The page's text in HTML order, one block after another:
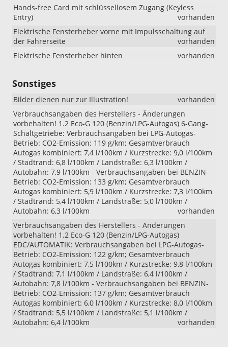
Hands-free Card mit schlüssellosem Zugang (Keyless
Entry)
vorhanden
Elektrische Fensterheber vorne mit Impulsschaltung auf
der Fahrerseite
vorhanden
Elektrische Fensterheber hinten
vorhanden
Sonstiges
Bilder dienen nur zur Illustration!
vorhanden
Verbrauchsangaben des Herstellers - Änderungen
vorbehalten! 1.2 Eco-G 120 (Benzin/LPG-Autogas) 6-Gang-
Schaltgetriebe: Verbrauchsangaben bei LPG-Autogas-
Betrieb: CO2-Emission: 119 g/km; Gesamtverbrauch
Autogas kombiniert: 7,4 l/100km / Kurzstrecke: 9,0 l/100km
/ Stadtrand: 6,8 l/100km / Landstraße: 6,3 l/100km /
Autobahn: 7,9 l/100km - Verbrauchsangaben bei BENZIN-
Betrieb: CO2-Emission: 133 g/km; Gesamtverbrauch
Autogas kombiniert: 5,9 l/100km / Kurzstrecke: 7,3 l/100km
/ Stadtrand: 5,4 l/100km / Landstraße: 5,0 l/100km /
Autobahn: 6,3 l/100km
vorhanden
Verbrauchsangaben des Herstellers - Änderungen
vorbehalten! 1.2 Eco-G 120 (Benzin/LPG-Autogas)
EDC/AUTOMATIK: Verbrauchsangaben bei LPG-Autogas-
Betrieb: CO2-Emission: 122 g/km; Gesamtverbrauch
Autogas kombiniert: 7,5 l/100km / Kurzstrecke: 9,8 l/100km
/ Stadtrand: 7,1 l/100km / Landstraße: 6,4 l/100km /
Autobahn: 7,8 l/100km - Verbrauchsangaben bei BENZIN-
Betrieb: CO2-Emission: 137 g/km; Gesamtverbrauch
Autogas kombiniert: 6,0 l/100km / Kurzstrecke: 8,0 l/100km
/ Stadtrand: 5,5 l/100km / Landstraße: 5,1 l/100km /
Autobahn: 6,4 l/100km
vorhanden